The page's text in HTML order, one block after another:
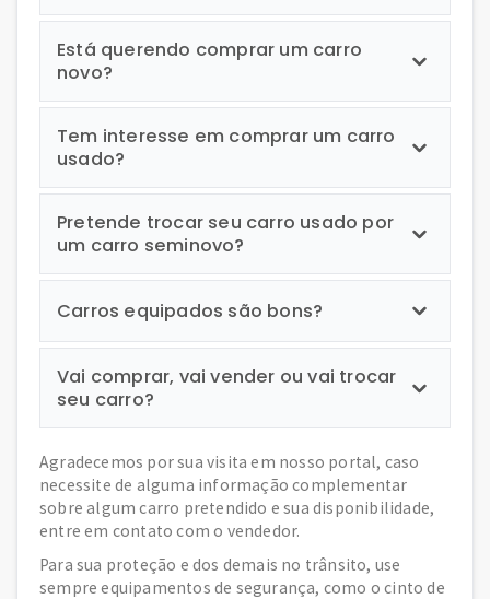
Está querendo comprar um carro
novo?
Tem interesse em comprar um carro
usado?
Pretende trocar seu carro usado por
um carro seminovo?
Carros equipados são bons?
Vai comprar, vai vender ou vai trocar
seu carro?
Agradecemos por sua visita em nosso portal, caso
necessite de alguma informação complementar
sobre algum carro pretendido e sua disponibilidade,
entre em contato com o vendedor.
Para sua proteção e dos demais no trânsito, use
sempre equipamentos de segurança, como o cinto de